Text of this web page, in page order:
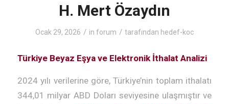
H. Mert Özaydın
Ocak 29, 2026 / in forum / tarafından hedef-koc
Türkiye Beyaz Eşya ve Elektronik İthalat Analizi
2024 yılı verilerine göre, Türkiye’nin toplam ithalatı
344,01 milyar ABD Doları seviyesine ulaşmıştır ve